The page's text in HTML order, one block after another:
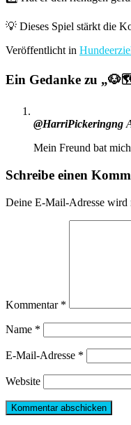
💡 Dieses Spiel stärkt die
Veröffentlicht in
Ein Gedanke zu „
@HarriPickeringng
Mein Freund bat
Schreibe einen
Deine E-Mail-Adresse wird
Kommentar *
Name *
E-Mail-Adresse *
Website